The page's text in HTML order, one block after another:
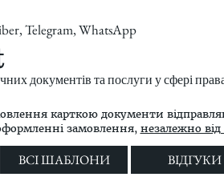
Telegram, WhatsApp
документів та послуги у сфері
карткою документи
замовлення, незалежно від
ВСІ ШАБЛОНИ ВІДГУКИ